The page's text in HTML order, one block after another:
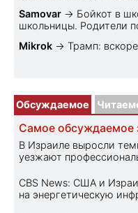
Samovar → Бойкот в
школьницы. Родители
Mikrok → Трамп:
Обсуждаемое
Самое обсуждаемое
В Израиле выросли
уезжают
CBS News: США и
на энергетическую